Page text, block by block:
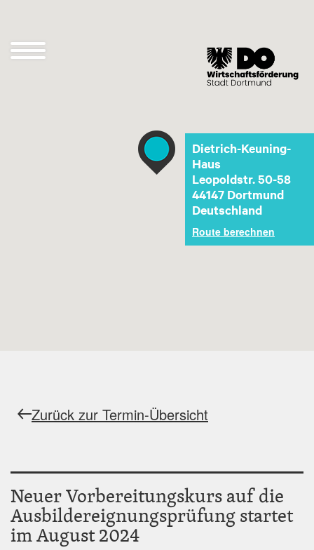
Navigation
Dietrich-Keuning-
Haus
Leopoldstr. 50-58
44147 Dortmund
Deutschland
Route berechnen
Zurück zur Termin-Übersicht
Neuer Vorbereitungskurs auf die
Ausbildereignungsprüfung startet
im August 2024